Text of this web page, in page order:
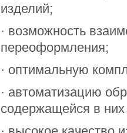
изделий;
· возможность
переоформления;
· оптимальную
· автоматизацию
содержащейся в